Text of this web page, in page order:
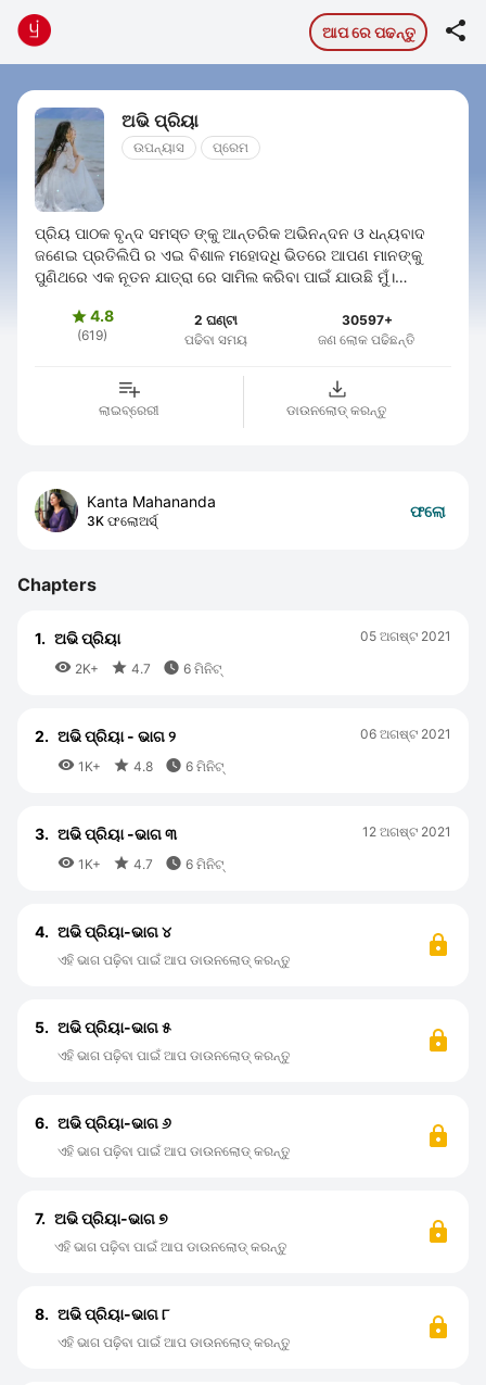
ଆପ ରେ ପଢନ୍ତୁ 
ଅଭି ପ୍ରିୟା
ଉପନ୍ୟାସ ପ୍ରେମ
ପ୍ରିୟ ପାଠକ ବୃନ୍ଦ ସମସ୍ତ ଙ୍କୁ ଆନ୍ତରିକ ଅଭିନନ୍ଦନ ଓ ଧନ୍ୟବାଦ
ଜଣେଇ ପ୍ରତିଲିପି ର ଏଇ ବିଶାଳ ମହୋଦଧି ଭିତରେ ଆପଣ ମାନଙ୍କୁ
ପୁଣିଥରେ ଏକ ନୂତନ ଯାତ୍ରା ରେ ସାମିଲ କରିବା ପାଇଁ ଯାଉଛି ମୁଁ।
4.8
(619)
2 ଘଣ୍ଟା
ପଢିବା ସମୟ
30597+
ଜଣ ଲୋକ ପଢିଛନ୍ତି
ଲାଇବ୍ରେରୀ ଡାଉନଲୋଡ୍ କରନ୍ତୁ
Kanta Mahananda
3K ଫଲୋଅର୍ସ୍
ଫଲୋ
Chapters
1. ଅଭି ପ୍ରିୟା
 2K+  4.7  6 ମିନିଟ୍
05 ଅଗଷ୍ଟ 2021
2. ଅଭି ପ୍ରିୟା - ଭାଗ ୨
 1K+  4.8  6 ମିନିଟ୍
06 ଅଗଷ୍ଟ 2021
3. ଅଭି ପ୍ରିୟା -ଭାଗ ୩
 1K+  4.7  6 ମିନିଟ୍
12 ଅଗଷ୍ଟ 2021
4. ଅଭି ପ୍ରିୟା-ଭାଗ ୪
ଏହି ଭାଗ ପଢ଼ିବା ପାଇଁ ଆପ ଡାଉନଲୋଡ୍ କରନ୍ତୁ
5. ଅଭି ପ୍ରିୟା-ଭାଗ ୫
ଏହି ଭାଗ ପଢ଼ିବା ପାଇଁ ଆପ ଡାଉନଲୋଡ୍ କରନ୍ତୁ
6. ଅଭି ପ୍ରିୟା-ଭାଗ ୬
ଏହି ଭାଗ ପଢ଼ିବା ପାଇଁ ଆପ ଡାଉନଲୋଡ୍ କରନ୍ତୁ
7. ଅଭି ପ୍ରିୟା-ଭାଗ ୭
ଏହି ଭାଗ ପଢ଼ିବା ପାଇଁ ଆପ ଡାଉନଲୋଡ୍ କରନ୍ତୁ
8. ଅଭି ପ୍ରିୟା-ଭାଗ ୮
ଏହି ଭାଗ ପଢ଼ିବା ପାଇଁ ଆପ ଡାଉନଲୋଡ୍ କରନ୍ତୁ